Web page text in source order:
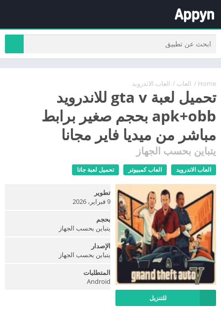
Home
/ العاب / العاب الاندرويد
تحميل لعبة gta v للاندرويد
apk+obb بحجم صغير برابط
مباشر من ميديا فاير مجانا
يتباين بحسب الجهاز
العاب الاندرويد العاب كمبيوتر تحميل لعبة جاتا
للتنزيل
تطوير
9 فبراير، 2026
بحجم
يتباين بحسب الجهاز
الإصدار
يتباين بحسب الجهاز
المتطلبات
Android